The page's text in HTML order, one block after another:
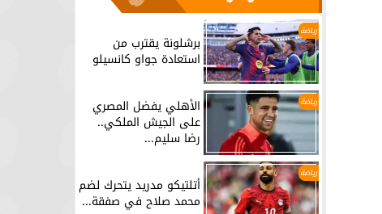
رياضة
برشلونة يقترب من
استعادة جواو كانسيلو
رياضة الأهلي يفضل المصري
على الجيش الملكي..
رضا سليم...
رياضة
أتلتيكو مدريد يتحرك لضم
محمد صلاح في صفقة...